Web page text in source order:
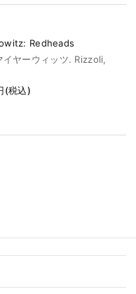
Redheads
イヤーウィッツ. Rizzoli,
(税込)